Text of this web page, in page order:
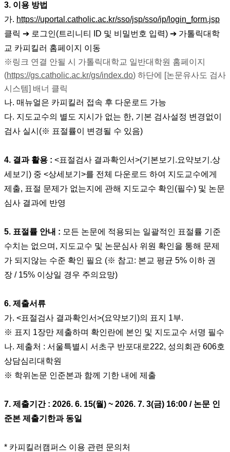
3. 이용 방법
가. https://uportal.catholic.ac.kr/sso/jsp/sso/ip/login_form.jsp
클릭 ➔ 로그인(트리니티 ID 및 비밀번호 입력) ➔ 가톨릭대학
교 카피킬러 홈페이지 이동
※링크 연결 안될 시 가톨릭대학교 일반대학원 홈페이지
(https://gs.catholic.ac.kr/gs/index.do) 하단에 [논문유사도 검사
시스템] 배너 클릭
나. 매뉴얼은 카피킬러 접속 후 다운로드 가능
다. 지도교수의 별도 지시가 없는 한, 기본 검사설정 변경없이
검사 실시 (※ 표절률이 변경될 수 있음)
4. 결과 활용 : <표절검사 결과확인서>(기본보기 .요약보기 .상
세보기 ) 중 <상세보기 >를 전체 다운로드 하여 지도교수에게
제출, 표절 문제가 없는지에 관해 지도교수 확인(필수) 및 논문
심사 결과에 반영
5. 표절률 안내 : 모든 논문에 적용되는 일괄적인 표절률 기준
수치는 없으며 , 지도교수 및 논문심사 위원 확인을 통해 문제
가 되지않는 수준 확인 필요 (※ 참고: 본교 평균 5% 이하 권
장 / 15% 이상일 경우 주의요망)
6. 제출서류
가. <표절검사 결과확인서>(요약보기 )의 표지 1부.
※ 표지 1장만 제출하며 확인란에 본인 및 지도교수 서명 필수
나. 제출처 : 서울특별시 서초구 반포대로222, 성의회관 606호
상담심리대학원
※ 학위논문 인준본과 함께 기한 내에 제출
7. 제출기간 : 2026. 6. 15(월) ~ 2026. 7. 3(금) 16:00 / 논문 인
준본 제출기한과 동일
* 카피킬러캠퍼스 이용 관련 문의처